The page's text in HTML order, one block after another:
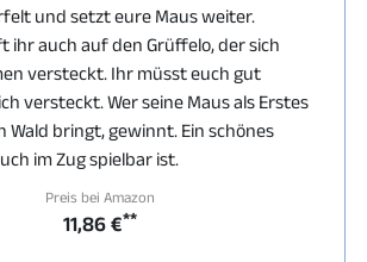
und setzt eure Maus weiter.
ihr auch auf den Grüffelo, der sich
versteckt. Ihr müsst euch gut
versteckt. Wer seine Maus als Erstes
Wald bringt, gewinnt. Ein schönes
im Zug spielbar ist.
Preis bei Amazon
11,86 €**